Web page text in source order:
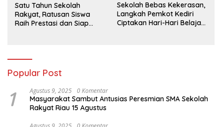
Satu Tahun Sekolah
Rakyat, Ratusan Siswa
Raih Prestasi dan Siap
Sekolah Bebas Kekerasan,
Langkah Pemkot Kediri
Ciptakan Hari-Hari Belajar
Popular Post
1 Agustus 9, 2025 0 Komentar
Masyarakat Sambut Antusias Peresmian SMA Sekolah
Rakyat Riau 15 Agustus